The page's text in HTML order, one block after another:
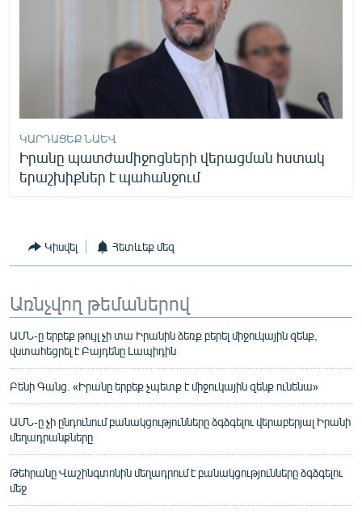
ԿԱՐԴԱՑԵՔ ՆԱԵՎ
Իրանը պատժամիջոցների վերացման հստակ
երաշխիքներ է պահանջում
Կիսվել Հետևեք մեզ
Առնչվող թեմաներով
ԱՄՆ-ը երբեք թույլ չի տա Իրանին ձեռք բերել միջուկային զենք,
վստահեցրել է Բայդենը Լապիդին
Բենի Գանց. «Իրանը երբեք չպետք է միջուկային զենք ունենա»
ԱՄՆ-ը չի ընդունում բանակցությունները ձգձգելու վերաբերյալ Իրանի
մեղադրանքները
Թեհրանը Վաշինգտոնին մեղադրում է բանակցությունները ձգձգելու
մեջ